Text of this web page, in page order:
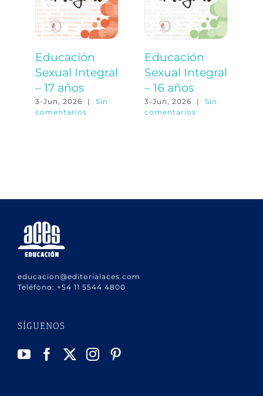
Educación
Sexual Integral
– 17 años
3-Jun, 2026 |
Sin
comentarios
Educación
Sexual Integral
– 16 años
3-Jun, 2026 |
Sin
comentarios
educacion@editorialaces.com
Teléfono: +54 11 5544 4800
SÍGUENOS